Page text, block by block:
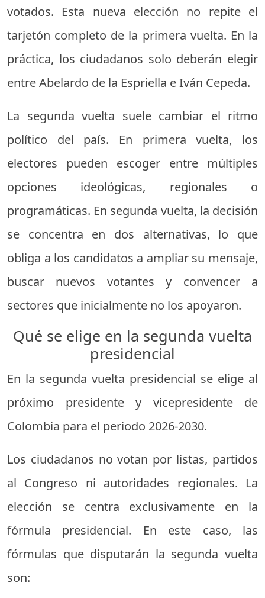
votados. Esta nueva elección no repite el
tarjetón completo de la primera vuelta. En la
práctica, los ciudadanos solo deberán elegir
entre Abelardo de la Espriella e Iván Cepeda.
La segunda vuelta suele cambiar el ritmo
político del país. En primera vuelta, los
electores pueden escoger entre múltiples
opciones ideológicas, regionales o
programáticas. En segunda vuelta, la decisión
se concentra en dos alternativas, lo que
obliga a los candidatos a ampliar su mensaje,
buscar nuevos votantes y convencer a
sectores que inicialmente no los apoyaron.
Qué se elige en la segunda vuelta
presidencial
En la segunda vuelta presidencial se elige al
próximo presidente y vicepresidente de
Colombia para el periodo 2026-2030.
Los ciudadanos no votan por listas, partidos
al Congreso ni autoridades regionales. La
elección se centra exclusivamente en la
fórmula presidencial. En este caso, las
fórmulas que disputarán la segunda vuelta
son: